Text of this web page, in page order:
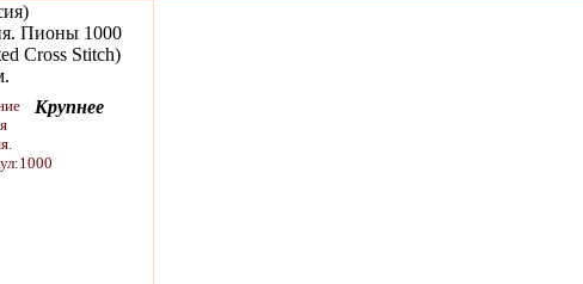
Пионы 1000
Cross Stitch)
Крупнее